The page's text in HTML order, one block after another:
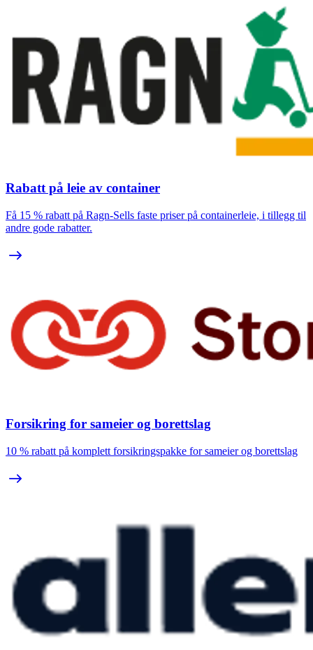
Rabatt på leie av container
Få 15 % rabatt på Ragn-Sells faste priser på containerleie, i tillegg til
andre gode rabatter.
Forsikring for sameier og borettslag
10 % rabatt på komplett forsikringspakke for sameier og borettslag